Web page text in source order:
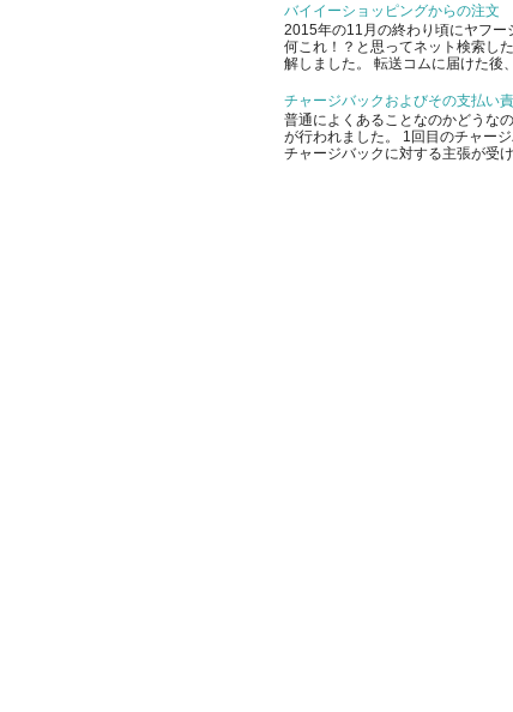
バイイーショッピングからの注文
2015年の11月の終わり頃にヤフー
何これ！？と思ってネット検索し
解しました。 転送コムに届けた後
チャージバックおよびその支払い
普通によくあることなのかどうな
が行われました。 1回目のチャー
チャージバックに対する主張が受